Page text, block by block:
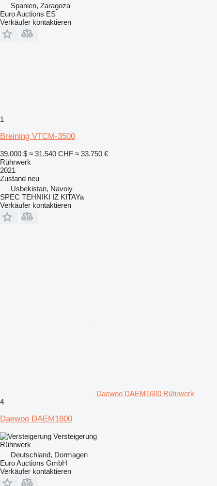
Spanien, Zaragoza
Euro Auctions ES
Verkäufer kontaktieren
1
Breining VTCM-3500
39.000 $ ≈ 31.540 CHF ≈ 33.750 €
Rührwerk
2021
Zustand neu
Usbekistan, Navoiy
SPEC TEHNIKI IZ KITAYa
Verkäufer kontaktieren
Daewoo DAEM1600 Rührwerk
4
Daewoo DAEM1600
Versteigerung
Rührwerk
Deutschland, Dormagen
Euro Auctions GmbH
Verkäufer kontaktieren